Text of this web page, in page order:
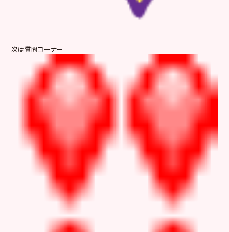
次は質問コーナー